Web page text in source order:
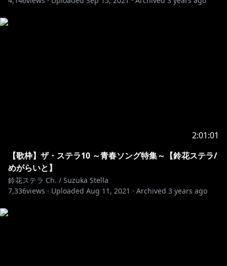
ことがあります！)
Search🌐 #鈴花ステラ
2:01:01
【歌枠】ザ・ステラ10 ～青春ソング特集～【鈴花ステラ/
めがらいと】
鈴花ステラ Ch. / Suzuka Stella
7,336views · Uploaded Aug 11, 2021 · Archived 3 years ago